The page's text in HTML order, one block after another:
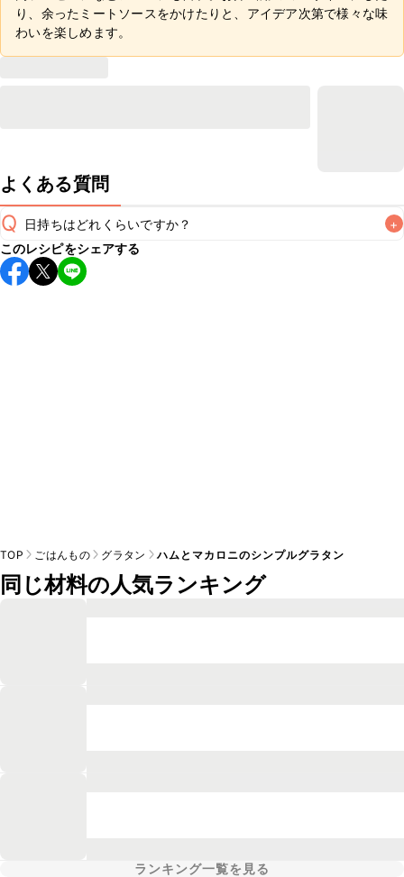
り、余ったミートソースをかけたりと、アイデア次第で様々な味
わいを楽しめます。
よくある質問
Q 日持ちはどれくらいですか？ +
こちらのレシピは出来たてをお召し上がりいただくことをお
すすめします。
このレシピをシェアする
TOP ごはんもの グラタン ハムとマカロニのシンプルグラタン
同じ材料の人気ランキング
ランキング一覧を見る